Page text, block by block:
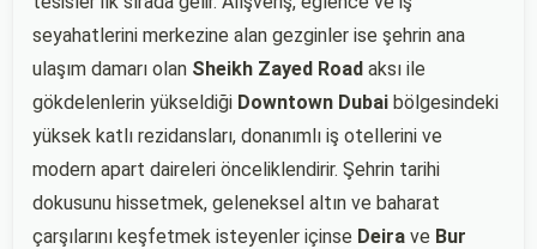
seyahatlerini merkezine alan gezginler ise şehrin ana
ulaşım damarı olan Sheikh Zayed Road aksı ile
gökdelenlerin yükseldiği Downtown Dubai bölgesindeki
yüksek katlı rezidansları, donanımlı iş otellerini ve
modern apart daireleri önceliklendirir. Şehrin tarihi
dokusunu hissetmek, geleneksel altın ve baharat
çarşılarını keşfetmek isteyenler içinse Deira ve Bur